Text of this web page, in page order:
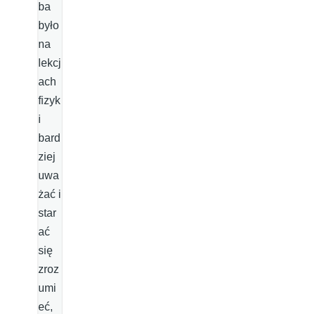
ba
było
na
lekcj
ach
fizyk
i
bard
ziej
uwa
żać i
star
ać
się
zroz
umi
eć,